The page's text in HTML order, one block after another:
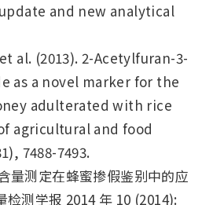
and new analytical
al. (2013). 2-Acetylfuran-3-
as a novel marker for the
adulterated with rice
agricultural and food
7488-7493.
量测定在蜂蜜掺假鉴别中的应
检测学报 2014 年 10 (2014):